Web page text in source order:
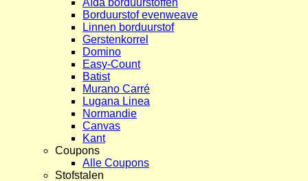
Aïda borduurstoffen
Borduurstof evenweave
Linnen borduurstof
Gerstenkorrel
Domino
Easy-Count
Batist
Murano Carré
Lugana Linea
Normandie
Canvas
Kant
Coupons
Alle Coupons
Stofstalen